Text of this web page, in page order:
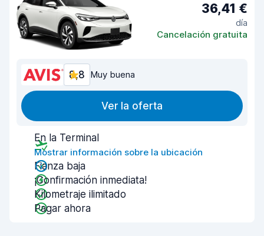
36,41 €
día
Cancelación gratuita
8,8 Muy buena
Ver la oferta
En la Terminal
Mostrar información sobre la ubicación
Fianza baja
¡Confirmación inmediata!
Kilometraje ilimitado
Pagar ahora